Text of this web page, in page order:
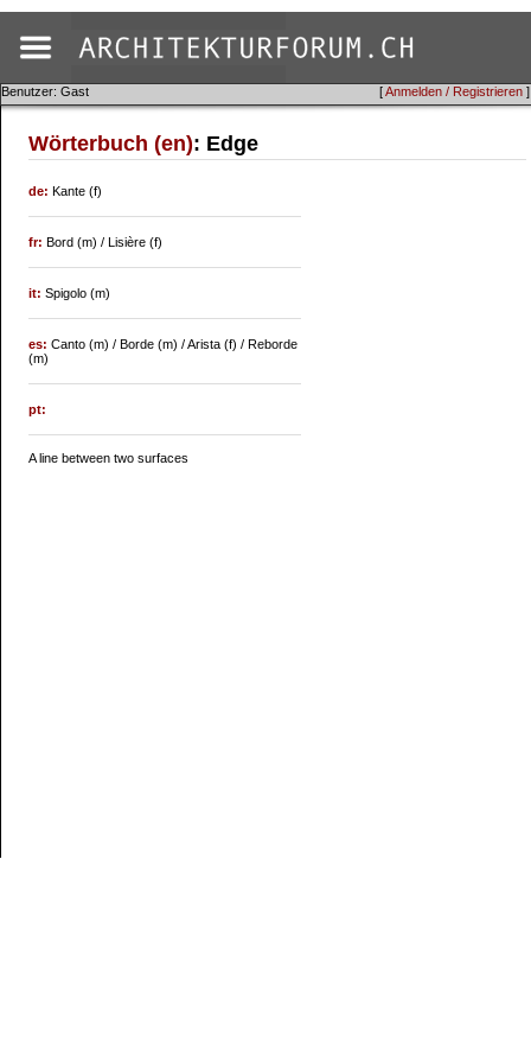
[Anmelden / Registrieren ]
Benutzer: Gast
Wörterbuch (en): Edge
de:Kante (f)
fr:Bord (m) / Lisière (f)
it:Spigolo (m)
es:Canto (m) / Borde (m) / Arista (f) / Reborde
(m)
pt:
A line between two surfaces